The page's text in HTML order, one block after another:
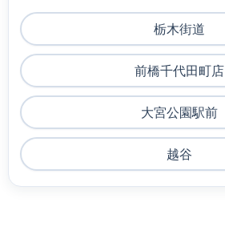
栃木街道
前橋千代田町店
大宮公園駅前
越谷